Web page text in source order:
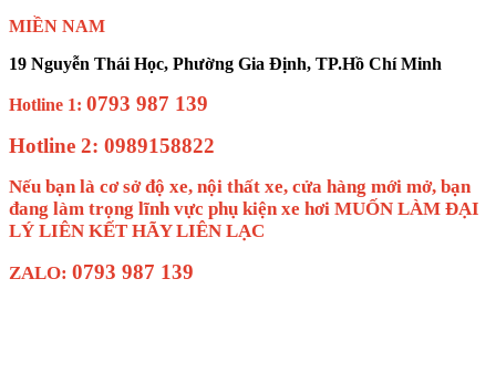
MIỀN NAM
19 Nguyễn Thái Học, Phường Gia Định, TP.Hồ Chí Minh
Hotline 1: 0793 987 139
Hotline 2: 0989158822
Nếu bạn là cơ sở độ xe, nội thất xe, cửa hàng mới mở, bạn
đang làm trọng lĩnh vực phụ kiện xe hơi MUỐN LÀM ĐẠI
LÝ LIÊN KẾT HÃY LIÊN LẠC
ZALO: 0793 987 139